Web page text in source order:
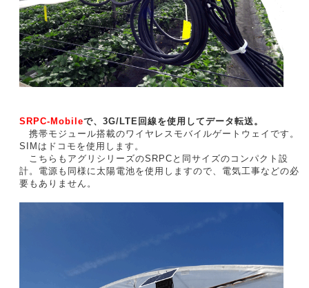
SRPC-Mobileで、3G/LTE回線を使用してデータ転送。
携帯モジュール搭載のワイヤレスモバイルゲートウェイです。
SIMはドコモを使用します。
こちらもアグリシリーズのSRPCと同サイズのコンパクト設
計。電源も同様に太陽電池を使用しますので、電気工事などの必
要もありません。